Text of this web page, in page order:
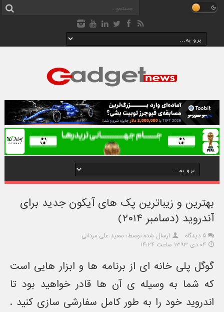
بهترین و زیباترین پک های آیکون جدید برای
آندروید (دسامبر ۲۰۱۴)
۵ دیدگاه
ارسال شده توسط: سعید علی مردانی
۰۴ دی ۱۳۹۳ ساعت ۱۴:۲۴
گوگل پلی خانه ای از برنامه ها و ابزار هایی است
که شما به وسیله ی آن ها قادر خواهید بود تا
اندروید خود را به طور کامل سفارشی سازی کنید .